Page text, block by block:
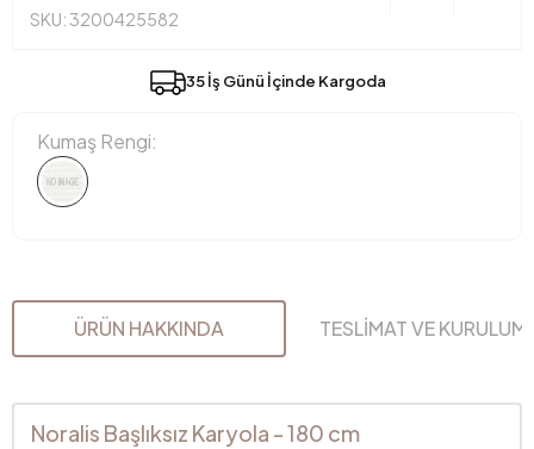
SKU: 3200425582
35 İş Günü İçinde Kargoda
Kumaş Rengi:
ÜRÜN HAKKINDA TESLİMAT VE KURULUM
Noralis Başlıksız Karyola - 180 cm